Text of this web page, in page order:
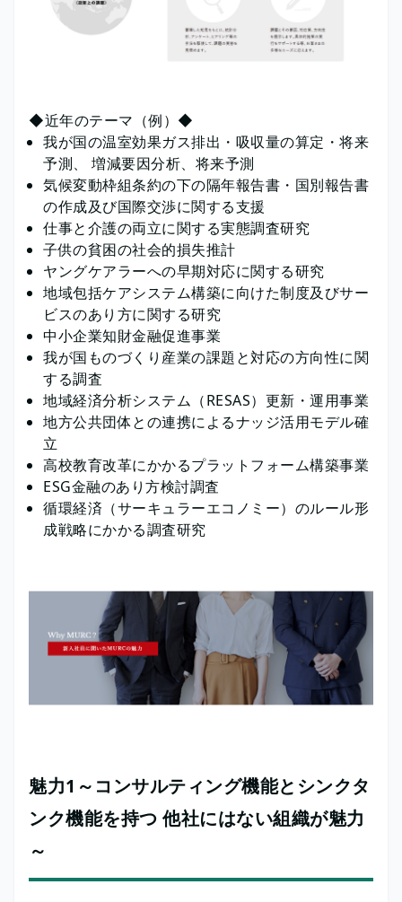
◆近年のテーマ（例）◆
我が国の温室効果ガス排出・吸収量の算定・将来
予測、 増減要因分析、将来予測
気候変動枠組条約の下の隔年報告書・国別報告書
の作成及び国際交渉に関する支援
仕事と介護の両立に関する実態調査研究
子供の貧困の社会的損失推計
ヤングケアラーへの早期対応に関する研究
地域包括ケアシステム構築に向けた制度及びサー
ビスのあり方に関する研究
中小企業知財金融促進事業
我が国ものづくり産業の課題と対応の方向性に関
する調査
地域経済分析システム（RESAS）更新・運用事業
地方公共団体との連携によるナッジ活用モデル確
立
高校教育改革にかかるプラットフォーム構築事業
ESG金融のあり方検討調査
循環経済（サーキュラーエコノミー）のルール形
成戦略にかかる調査研究
魅力1～コンサルティング機能とシンクタ
ンク機能を持つ 他社にはない組織が魅力
～